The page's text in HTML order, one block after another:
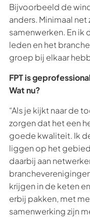
Bijvoorbeeld de
anders. Minimaal
samenwerken. En ik
leden en het
groep bij elkaar
FPT is
Wat nu?
“Als je kijkt naar de
zorgen dat het een
goede kwaliteit. Ik
liggen op het
daarbij aan
krijgen in de keten
erbij pakken, met
samenwerking zijn